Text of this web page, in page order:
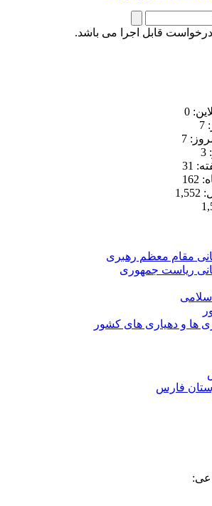
قابل اجرا می باشد.
0
7
7
3
31
162
1,552
مقام معظم رهبری
ریاست جمهوری
ها و دهیاری های کشور
فارس